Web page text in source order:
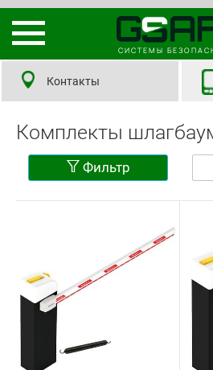
СИСТЕМЫ
Контакты
Комплекты
Фильтр